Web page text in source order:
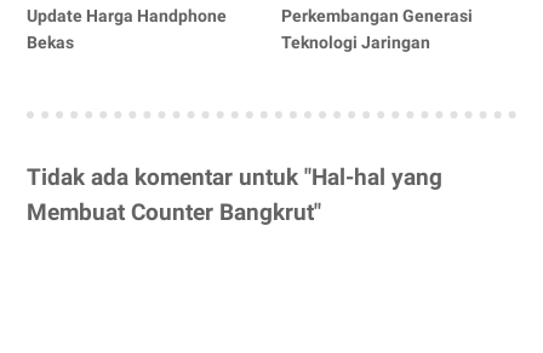
Update Harga Handphone
Bekas
Perkembangan Generasi
Teknologi Jaringan
Tidak ada komentar untuk "Hal-hal yang
Membuat Counter Bangkrut"